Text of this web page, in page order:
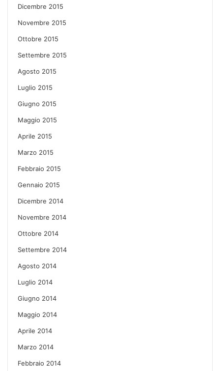
Dicembre 2015
Novembre 2015
Ottobre 2015
Settembre 2015
Agosto 2015
Luglio 2015
Giugno 2015
Maggio 2015
Aprile 2015
Marzo 2015
Febbraio 2015
Gennaio 2015
Dicembre 2014
Novembre 2014
Ottobre 2014
Settembre 2014
Agosto 2014
Luglio 2014
Giugno 2014
Maggio 2014
Aprile 2014
Marzo 2014
Febbraio 2014